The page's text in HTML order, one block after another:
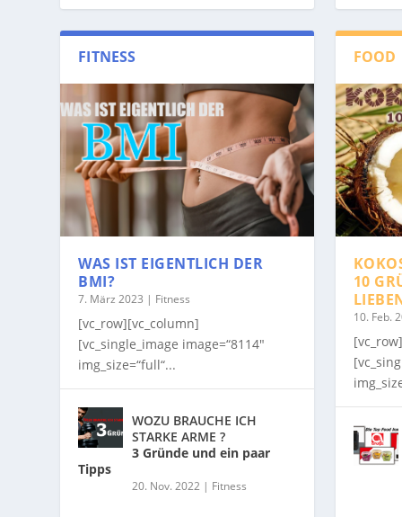
FITNESS
WAS IST EIGENTLICH DER
BMI?
7. März 2023 | Fitness
[vc_row][vc_column]
[vc_single_image image=“8114″
img_size=“full“...
WOZU BRAUCHE ICH
STARKE ARME ?
3 Gründe und ein paar
Tipps
20. Nov. 2022 | Fitness
FOOD
10
10. Feb.